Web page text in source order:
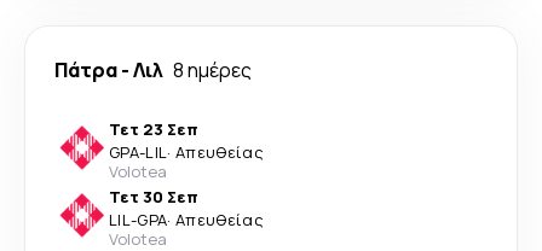
Πάτρα-Λιλ 8 ημέρες
Τετ 23 Σεπ
GPA-LIL· Απευθείας
Volotea
Τετ 30 Σεπ
LIL-GPA· Απευθείας
Volotea